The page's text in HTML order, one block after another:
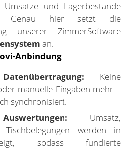
Umsätze und Lagerbestände
Genau hier setzt die
unserer ZimmerSoftware
an.
Anbindung
Keine
manuelle Eingaben mehr –
synchronisiert.
Umsatz,
Tischbelegungen werden in
sodass fundierte